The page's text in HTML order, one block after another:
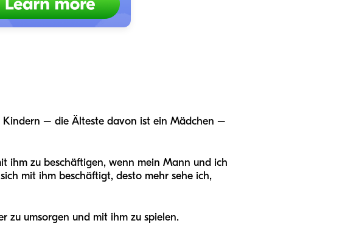
Kindern – die Älteste davon ist ein Mädchen –
ihm zu beschäftigen, wenn mein Mann und ich
mit ihm beschäftigt, desto mehr sehe ich,
zu umsorgen und mit ihm zu spielen.